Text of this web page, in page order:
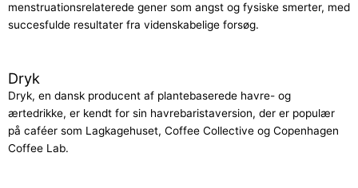
menstruationsrelaterede gener som angst og fysiske smerter, med
succesfulde resultater fra videnskabelige forsøg.
Dryk
Dryk, en dansk producent af plantebaserede havre- og
ærtedrikke, er kendt for sin havrebaristaversion, der er populær
på caféer som Lagkagehuset, Coffee Collective og Copenhagen
Coffee Lab.